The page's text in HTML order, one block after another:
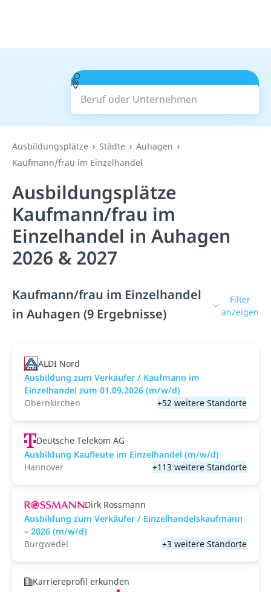
Beruf oder Unternehmen
Suchen
Ausbildungsplätze Städte
Auhagen
Kaufmann/frau im Einzelhandel
Ausbildungsplätze
Kaufmann/frau im
Einzelhandel in Auhagen
2026 & 2027
Kaufmann/frau im Einzelhandel
in Auhagen (9 Ergebnisse)
Filter
anzeigen
ALDI Nord
Ausbildung zum Verkäufer / Kaufmann im
Einzelhandel zum 01.09.2026 (m/w/d)
Obernkirchen
+52 weitere Standorte
Deutsche Telekom AG
Ausbildung Kaufleute im Einzelhandel (m/w/d)
Hannover
+113 weitere Standorte
Dirk Rossmann
Ausbildung zum Verkäufer / Einzelhandelskaufmann
– 2026 (m/w/d)
Burgwedel
+3 weitere Standorte
Karriereprofil erkunden